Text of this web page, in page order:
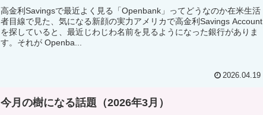
高金利Savingsで最近よく見る「Openbank」ってどうなのか在米生活
者目線で見た、気になる新顔の実力アメリカで高金利Savings Account
を探していると、最近じわじわ名前を見るようになった銀行がありま
す。それが Openba...
2026.04.19
今月の樹になる話題（2026年3月）